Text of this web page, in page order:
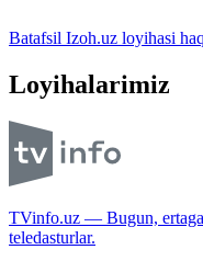
Batafsil Izoh.uz loyihasi
Loyihalarimiz
TVinfo.uz — Bugun,
teledasturlar.